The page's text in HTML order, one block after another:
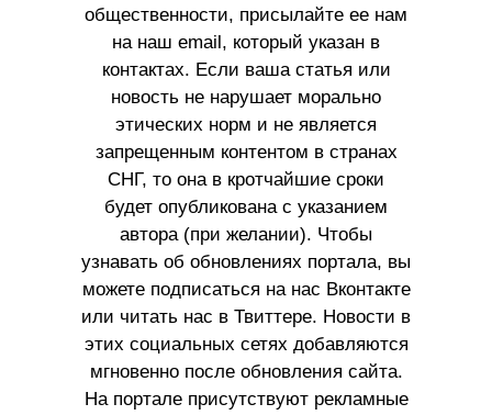
общественности, присылайте ее нам
на наш email, который указан в
контактах. Если ваша статья или
новость не нарушает морально
этических норм и не является
запрещенным контентом в странах
СНГ, то она в кротчайшие сроки
будет опубликована с указанием
автора (при желании). Чтобы
узнавать об обновлениях портала, вы
можете подписаться на нас Вконтакте
или читать нас в Твиттере. Новости в
этих социальных сетях добавляются
мгновенно после обновления сайта.
На портале присутствуют рекламные